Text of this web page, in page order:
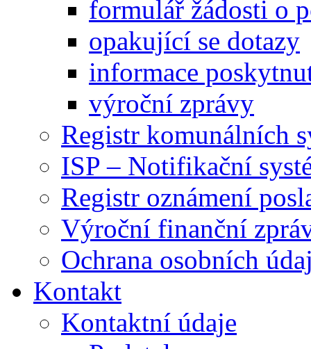
formulář žádosti o
opakující se dotazy
informace
výroční zprávy
Registr komunálních
ISP – Notifikační
Registr oznámení
Výroční finanční
Ochrana osobních
Kontakt
Kontaktní údaje